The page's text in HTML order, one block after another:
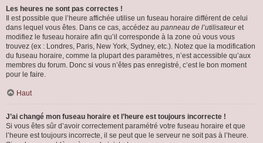
Les heures ne sont pas correctes !
Il est possible que l’heure affichée utilise un fuseau horaire différent de celui
dans lequel vous êtes. Dans ce cas, accédez au panneau de l’utilisateuret
modifiez le fuseau horaire afin qu’il corresponde à la zone où vous vous
trouvez (ex : Londres, Paris, New York, Sydney, etc.). Notez que la modification
du fuseau horaire, comme la plupart des paramètres, n’est accessible qu’aux
membres du forum. Donc si vous n’êtes pas enregistré, c’est le bon moment
pour le faire.
Haut
J’ai changé mon fuseau horaire et l’heure est toujours incorrecte !
Si vous êtes sûr d’avoir correctement paramétré votre fuseau horaire et que
l’heure est toujours incorrecte, il se peut que le serveur ne soit pas à l’heure.